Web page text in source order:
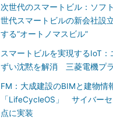
次世代のスマートビル：ソフ
世代スマートビルの新会社
する“オートノマスビル”
スマートビルを実現するIoT：
ずい沈黙を解消 三菱電機プ
FM：大成建設のBIMと建物情
「LifeCycleOS」 サイバー
点に実装